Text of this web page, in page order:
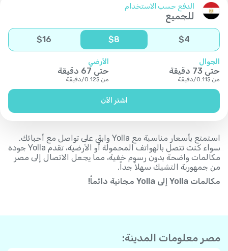
الدفع حسب الاستخدام
للجميع
$4
$8
$16
الجوال
حتى 73 دقيقة
من $
0.11
/دقيقة
الأرضي
حتى 67 دقيقة
من $
0.12
/دقيقة
اشتر الآن
استمتع بأسعار مناسبة مع Yolla وابقَ على تواصل مع أحبائك.
سواء كنت تتصل بالهواتف المحمولة أو الأرضية، تقدم Yolla جودة
مكالمات واضحة بدون رسوم خفية، مما يجعل الاتصال إلى مصر
من جمهورية التشيك سهلاً جداً.
مكالمات Yolla إلى Yolla مجانية دائماً!
مصر معلومات المدينة: